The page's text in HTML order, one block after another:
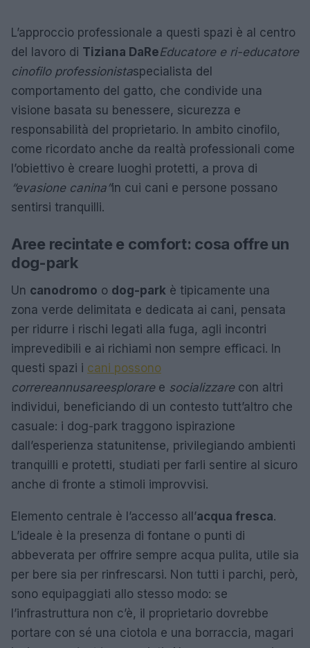
L’approccio professionale a questi spazi è al centro
del lavoro di Tiziana DaReEducatore e ri-educatore
cinofilo professionistaspecialista del
comportamento del gatto, che condivide una
visione basata su benessere, sicurezza e
responsabilità del proprietario. In ambito cinofilo,
come ricordato anche da realtà professionali come
l’obiettivo è creare luoghi protetti, a prova di
“evasione canina”in cui cani e persone possano
sentirsi tranquilli.
Aree recintate e comfort: cosa offre un
dog-park
Un canodromo o dog-park è tipicamente una
zona verde delimitata e dedicata ai cani, pensata
per ridurre i rischi legati alla fuga, agli incontri
imprevedibili e ai richiami non sempre efficaci. In
questi spazi i cani possono
correreannusareesploraree socializzarecon altri
individui, beneficiando di un contesto tutt’altro che
casuale: i dog-park traggono ispirazione
dall’esperienza statunitense, privilegiando ambienti
tranquilli e protetti, studiati per farli sentire al sicuro
anche di fronte a stimoli improvvisi.
Elemento centrale è l’accesso all’acqua fresca.
L’ideale è la presenza di fontane o punti di
abbeverata per offrire sempre acqua pulita, utile sia
per bere sia per rinfrescarsi. Non tutti i parchi, però,
sono equipaggiati allo stesso modo: se
l’infrastruttura non c’è, il proprietario dovrebbe
portare con sé una ciotola e una borraccia, magari